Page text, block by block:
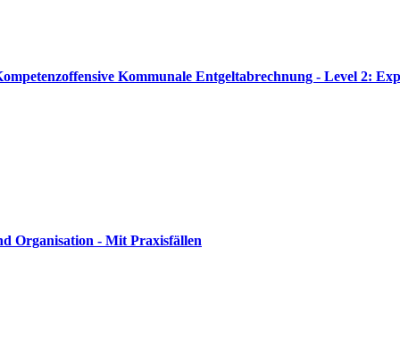
Kommunale Entgeltabrechnung - Level 2:
Organisation - Mit Praxisfällen